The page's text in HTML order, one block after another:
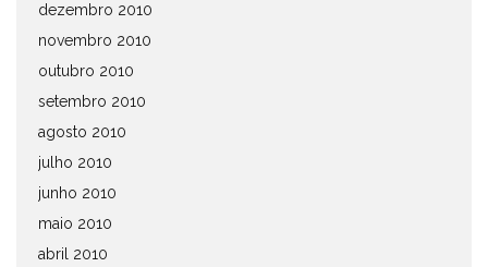
dezembro 2010
novembro 2010
outubro 2010
setembro 2010
agosto 2010
julho 2010
junho 2010
maio 2010
abril 2010